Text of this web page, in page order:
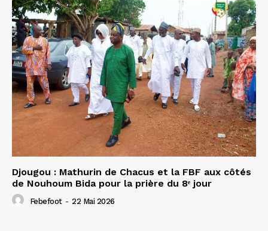
Djougou : Mathurin de Chacus et la FBF aux côtés
de Nouhoum Bida pour la prière du 8ᵉ jour
Febefoot - 22 Mai 2026